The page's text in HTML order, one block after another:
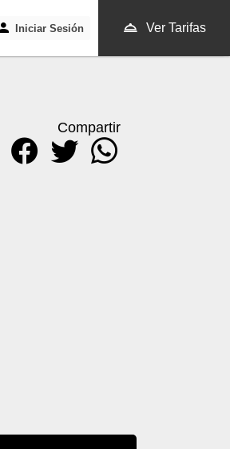
Iniciar Sesión Ver Tarifas
VER TARIFAS
Compartir